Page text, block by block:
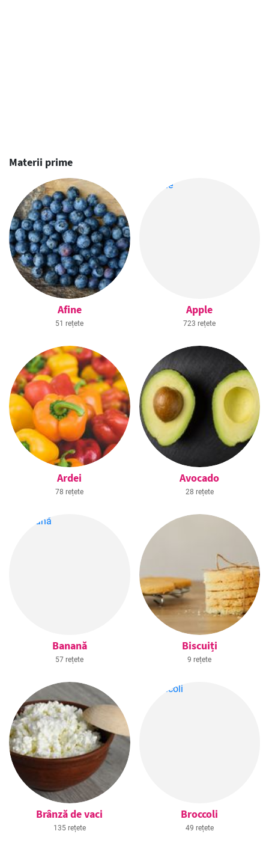
Materii prime
Afine
51 rețete
Apple
723 rețete
Ardei
78 rețete
Avocado
28 rețete
Banană
57 rețete
Biscuiți
9 rețete
Brânză de vaci
135 rețete
Broccoli
49 rețete